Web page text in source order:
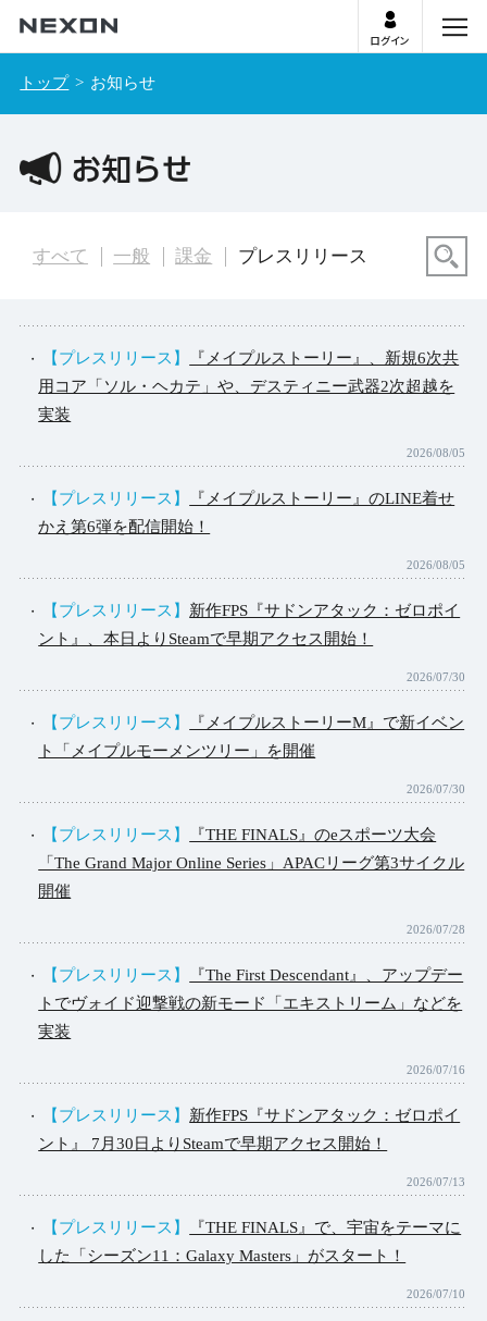
ログイン
トップ お知らせ
すべて 一般 課金 プレスリリース
【プレスリリース】
『メイプルストーリー』、新規6次共
用コア「ソル・ヘカテ」や、デスティニー武器2次超越を
実装
2026/08/05
【プレスリリース】
『メイプルストーリー』のLINE着せ
かえ第6弾を配信開始！
2026/08/05
【プレスリリース】 新作FPS『サドンアタック：ゼロポイ
ント』、本日よりSteamで早期アクセス開始！
2026/07/30
【プレスリリース】
『メイプルストーリーM』で新イベン
ト「メイプルモーメンツリー」を開催
2026/07/30
【プレスリリース】
『THE FINALS』のeスポーツ大会
「The Grand Major Online Series」APACリーグ第3サイクル
開催
2026/07/28
【プレスリリース】
『The First Descendant』、アップデー
トでヴォイド迎撃戦の新モード「エキストリーム」などを
実装
2026/07/16
【プレスリリース】 新作FPS『サドンアタック：ゼロポイ
ント』 7月30日よりSteamで早期アクセス開始！
2026/07/13
【プレスリリース】
『THE FINALS』で、宇宙をテーマに
した「シーズン11：Galaxy Masters」がスタート！
2026/07/10